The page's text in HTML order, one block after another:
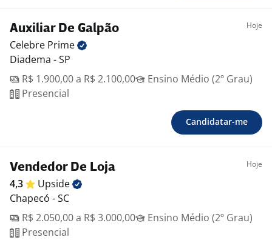
Auxiliar De Galpão Hoje
Celebre Prime
Diadema - SP
R$ 1.900,00 a R$ 2.100,00
Ensino Médio (2º Grau)
Presencial
Candidatar-me
Vendedor De Loja Hoje
4,3
Upside
Chapecó - SC
R$ 2.050,00 a R$ 3.000,00
Ensino Médio (2º Grau)
Presencial